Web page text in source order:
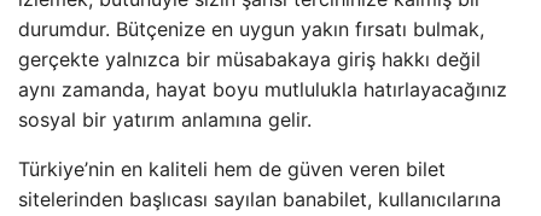
durumdur. Bütçenize en uygun yakın fırsatı bulmak,
gerçekte yalnızca bir müsabakaya giriş hakkı değil
aynı zamanda, hayat boyu mutlulukla hatırlayacağınız
sosyal bir yatırım anlamına gelir.
Türkiye’nin en kaliteli hem de güven veren bilet
sitelerinden başlıcası sayılan banabilet, kullanıcılarına